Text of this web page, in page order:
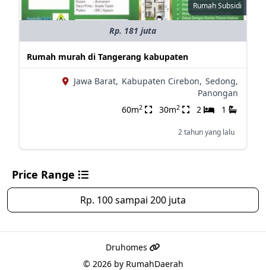
Rumah Subsidi
Rp. 181 juta
Rumah murah di Tangerang kabupaten
Jawa Barat, Kabupaten Cirebon, Sedong,
Panongan
60m2 30m2 2 1
2 tahun yang lalu
Price Range
Rp. 100 sampai 200 juta
Druhomes
© 2026 by RumahDaerah